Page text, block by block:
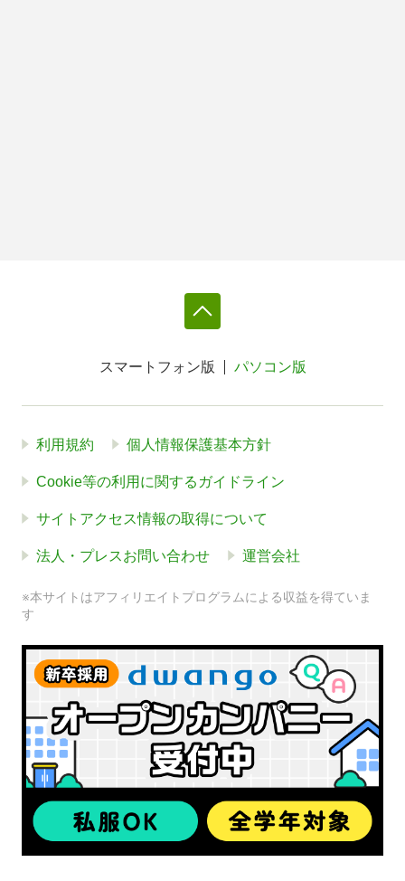
スマートフォン版 パソコン版
利用規約 個人情報保護基本方針
Cookie等の利用に関するガイドライン
サイトアクセス情報の取得について
法人・プレスお問い合わせ 運営会社
※本サイトはアフィリエイトプログラムによる収益を得ていま
す